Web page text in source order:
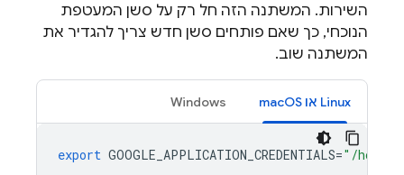
השירות. המשתנה הזה חל רק על סשן המעטפת
הנוכחי, כך שאם פותחים סשן חדש צריך להגדיר את
המשתנה שוב.
Linux או macOS Windows
export GOOGLE_APPLICATION_CREDENTIALS="/home/